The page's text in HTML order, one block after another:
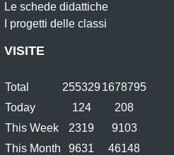
Le schede didattiche
I progetti delle classi
VISITE
Total 2553291678795
Today
124
208
This Week
2319
9103
This Month
9631 46148